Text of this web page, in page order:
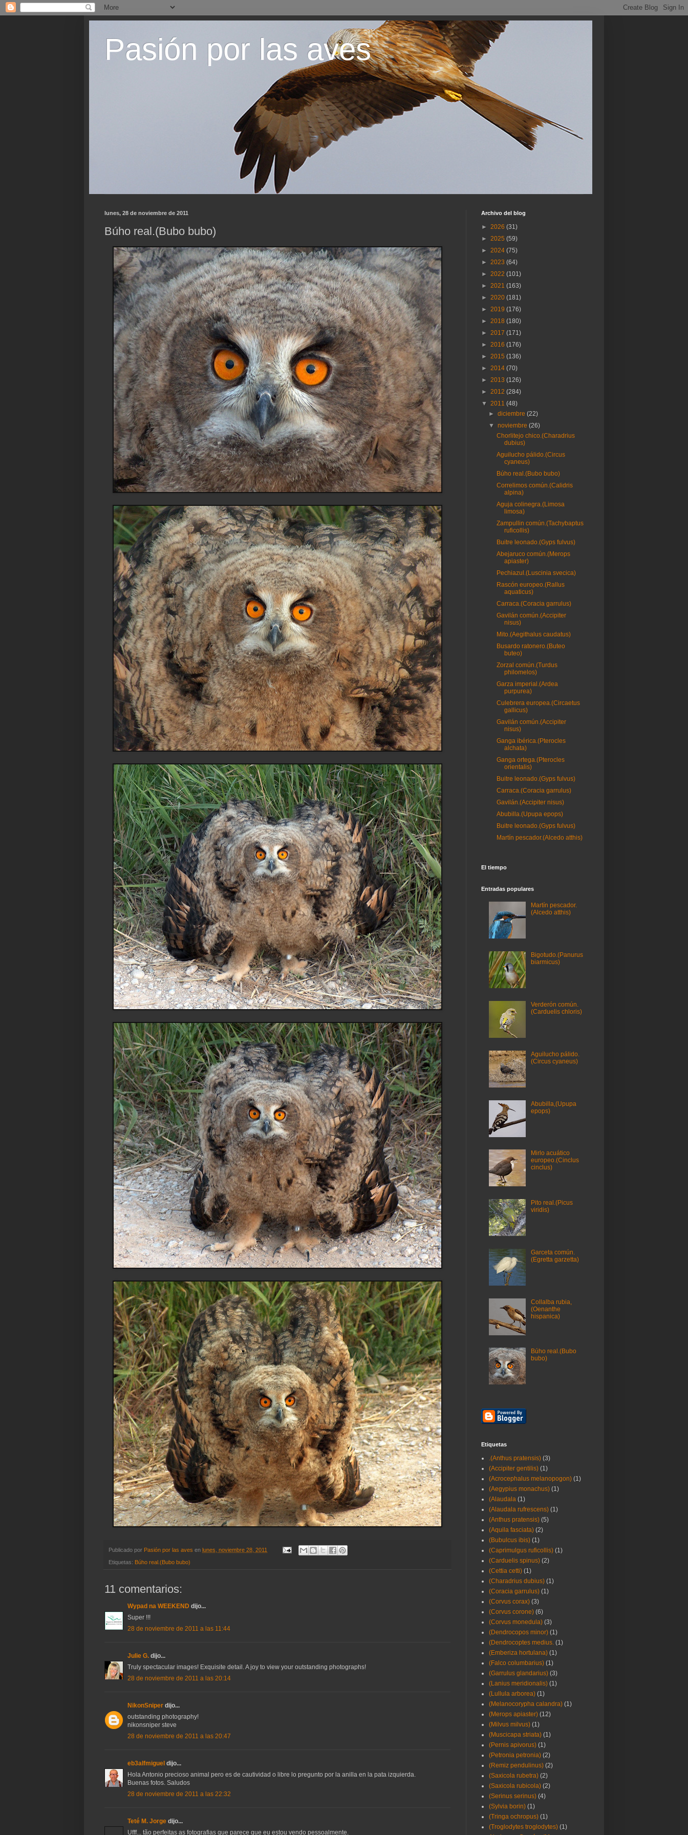
Pasión por las aves
lunes, 28 de noviembre de 2011
Búho real.(Bubo bubo)
Publicado por Pasión por las aves en lunes, noviembre 28, 2011
Etiquetas: Búho real.(Bubo bubo)
11 comentarios:
Wypad na WEEKEND dijo...
Super !!!
28 de noviembre de 2011 a las 11:44
Julie G. dijo...
Truly spectacular images! Exquisite detail. A joy to view your outstanding photographs!
28 de noviembre de 2011 a las 20:14
NikonSniper dijo...
outstanding photography!
nikonsniper steve
28 de noviembre de 2011 a las 20:47
eb3alfmiguel dijo...
Hola Antonio precioso animal pero es de cautividad o libre lo pregunto por la anilla en la pata izquierda.
Buenas fotos. Saludos
28 de noviembre de 2011 a las 22:32
Teté M. Jorge dijo...
Ufff... tão perfeitas as fotografias que parece que eu estou vendo pessoalmente.
Archivo del blog
► 2026 (31)
► 2025 (59)
► 2024 (75)
► 2023 (64)
► 2022 (101)
► 2021 (163)
► 2020 (181)
► 2019 (176)
► 2018 (180)
► 2017 (171)
► 2016 (176)
► 2015 (136)
► 2014 (70)
► 2013 (126)
► 2012 (284)
▼ 2011 (48)
►diciembre(22)
▼noviembre(26)
Chorlitejo chico.(Charadrius
dubius)
Aguilucho pálido.(Circus
cyaneus)
Búho real.(Bubo bubo)
Correlimos común.(Calidris
alpina)
Aguja colinegra.(Limosa
limosa)
Zampullin común.(Tachybaptus
ruficollis)
Buitre leonado.(Gyps fulvus)
Abejaruco común.(Merops
apiaster)
Pechiazul.(Luscinia svecica)
Rascón europeo.(Rallus
aquaticus)
Carraca.(Coracia garrulus)
Gavilán común.(Accipiter
nisus)
Mito.(Aegithalus caudatus)
Busardo ratonero.(Buteo
buteo)
Zorzal común.(Turdus
philomelos)
Garza imperial.(Ardea
purpurea)
Culebrera europea.(Circaetus
gallicus)
Gavilán común.(Accipiter
nisus)
Ganga ibérica.(Pterocles
alchata)
Ganga ortega.(Pterocles
orientalis)
Buitre leonado.(Gyps fulvus)
Carraca.(Coracia garrulus)
Gavilán.(Accipiter nisus)
Abubilla.(Upupa epops)
Buitre leonado.(Gyps fulvus)
Martín pescador.(Alcedo atthis)
El tiempo
Entradas populares
Martín pescador.
(Alcedo atthis)
Bigotudo.(Panurus
biarmicus)
Verderón común.
(Carduelis chloris)
Aguilucho pálido.
(Circus cyaneus)
Abubilla,(Upupa
epops)
Mirlo acuático
europeo.(Cinclus
cinclus)
Pito real.(Picus
viridis)
Garceta común.
(Egretta garzetta)
Collalba rubia,
(Oenanthe
hispanica)
Búho real.(Bubo
bubo)
Etiquetas
.(Anthus pratensis) (3)
(Accipiter gentilis) (1)
(Acrocephalus melanopogon) (1)
(Aegypius monachus) (1)
(Alaudala (1)
(Alaudala rufrescens) (1)
(Anthus pratensis) (5)
(Aquila fasciata) (2)
(Bubulcus ibis) (1)
(Caprimulgus ruficollis) (1)
(Carduelis spinus) (2)
(Cettia cetti) (1)
(Charadrius dubius) (1)
(Coracia garrulus) (1)
(Corvus corax) (3)
(Corvus corone) (6)
(Corvus monedula) (3)
(Dendrocopos minor) (1)
(Dendrocoptes medius. (1)
(Emberiza hortulana) (1)
(Falco columbarius) (1)
(Garrulus glandarius) (3)
(Lanius meridionalis) (1)
(Lullula arborea) (1)
(Melanocorypha calandra) (1)
(Merops apiaster) (12)
(Milvus milvus) (1)
(Muscicapa striata) (1)
(Pernis apivorus) (1)
(Petronia petronia) (2)
(Remiz pendulinus) (2)
(Saxicola rubetra) (2)
(Saxicola rubicola) (2)
(Serinus serinus) (4)
(Sylvia borin) (1)
(Tringa ochropus) (1)
(Troglodytes troglodytes) (1)